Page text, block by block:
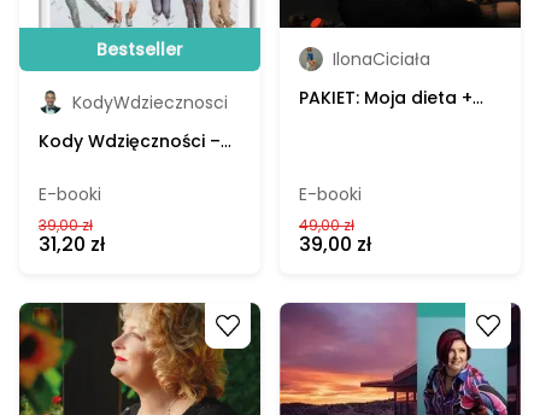
Bestseller
KodyWdziecznosci
Kody Wdzięczności –
book
E-booki
39,00 zł
31,20 zł
IlonaCiciała
PAKIET: Moja dieta +
E-booki
49,00 zł
39,00 zł
Go to product Go to product